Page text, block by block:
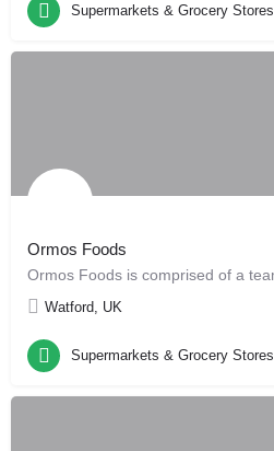
Supermarkets & Grocery Stores
Ormos Foods
Watford, UK
Supermarkets & Grocery Stores